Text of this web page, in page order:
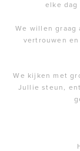
elke
We willen graag
vertrouwen
We kijken met
Jullie steun,